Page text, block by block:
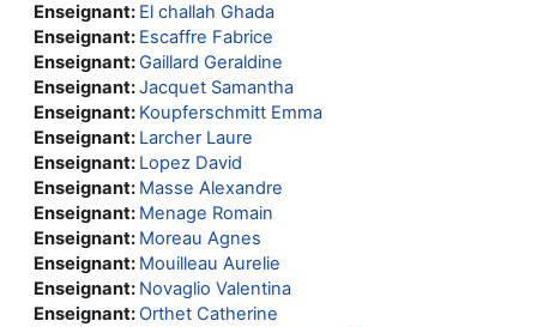
Enseignant: El challah Ghada
Enseignant: Escaffre Fabrice
Enseignant:Gaillard Geraldine
Enseignant:Jacquet Samantha
Enseignant: Koupferschmitt Emma
Enseignant: Larcher Laure
Enseignant: Lopez David
Enseignant: Masse Alexandre
Enseignant: Menage Romain
Enseignant: Moreau Agnes
Enseignant: Mouilleau Aurelie
Enseignant: Novaglio Valentina
Enseignant:Orthet Catherine